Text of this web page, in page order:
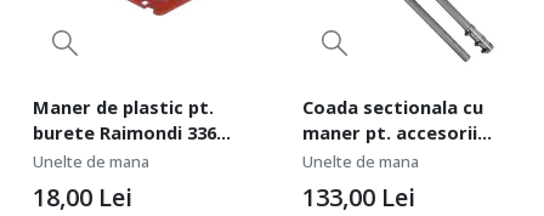
Maner de plastic pt.
burete Raimondi 336
sau 217 - Raimondi-
306IR20DN
Unelte de mana
18,00 Lei
Coada sectionala cu
maner pt. accesorii
133cm - Raimondi-
197SC
Unelte de mana
133,00 Lei